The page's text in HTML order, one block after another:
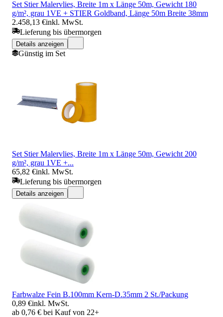
Set Stier Malervlies, Breite 1m x Länge 50m, Gewicht 180
g/m², grau 1VE + STIER Goldband, Länge 50m Breite 38mm
2.458,13 €inkl. MwSt.
Lieferung bis übermorgen
Details anzeigen
Günstig im Set
Set Stier Malervlies, Breite 1m x Länge 50m, Gewicht 200
g/m², grau 1VE +...
65,82 €inkl. MwSt.
Lieferung bis übermorgen
Details anzeigen
Farbwalze Fein B.100mm Kern-D.35mm 2 St./Packung
0,89 €inkl. MwSt.
ab 0,76 € bei Kauf von 22+